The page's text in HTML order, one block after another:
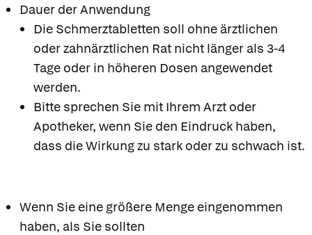
Dauer der Anwendung
Die Schmerztabletten soll ohne ärztlichen
oder zahnärztlichen Rat nicht länger als 3-4
Tage oder in höheren Dosen angewendet
werden.
Bitte sprechen Sie mit Ihrem Arzt oder
Apotheker, wenn Sie den Eindruck haben,
dass die Wirkung zu stark oder zu schwach ist.
Wenn Sie eine größere Menge eingenommen
haben, als Sie sollten